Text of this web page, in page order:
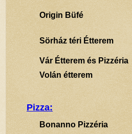
Origin Büfé
Sörház téri Étterem
Vár Étterem és Pizzéria
Volán étterem
Pizza:
Bonanno Pizzéria